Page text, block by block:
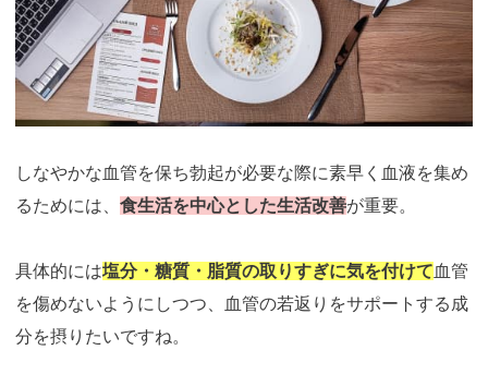
しなやかな血管を保ち勃起が必要な際に素早く血液を集め
るためには、 食生活を中心とした生活改善が重要。
具体的には塩分・糖質・脂質の取りすぎに気を付けて血管
を傷めないようにしつつ、血管の若返りをサポートする成
分を摂りたいですね。